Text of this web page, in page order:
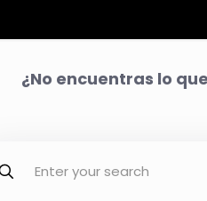
¿No encuentras lo